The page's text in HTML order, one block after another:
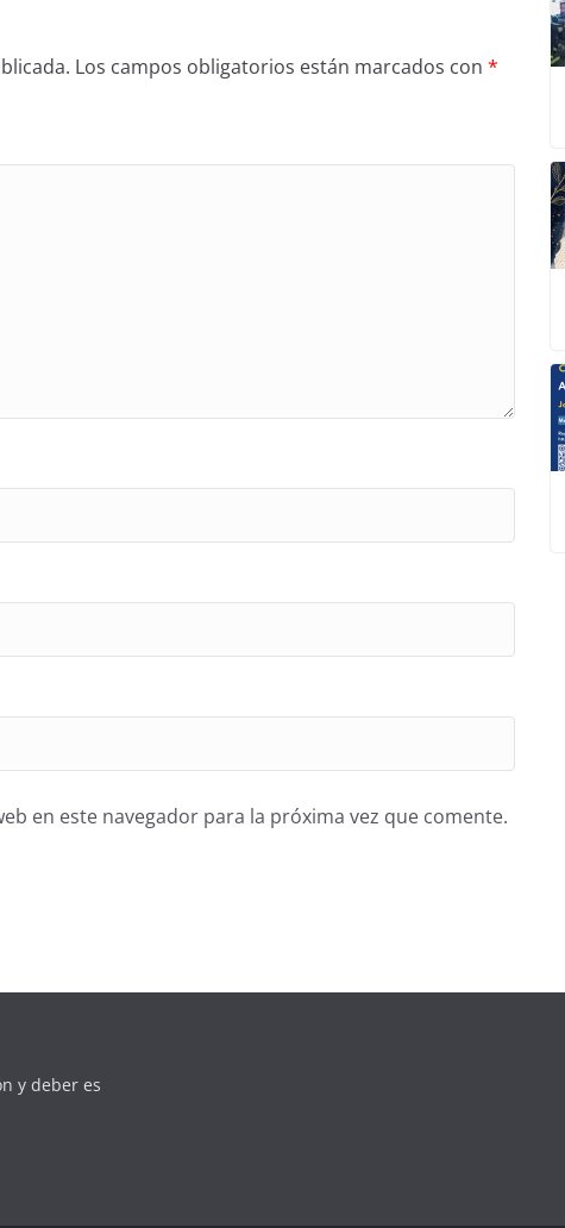
Los campos obligatorios están marcados con *
en este navegador para la próxima vez que comente.
y deber es